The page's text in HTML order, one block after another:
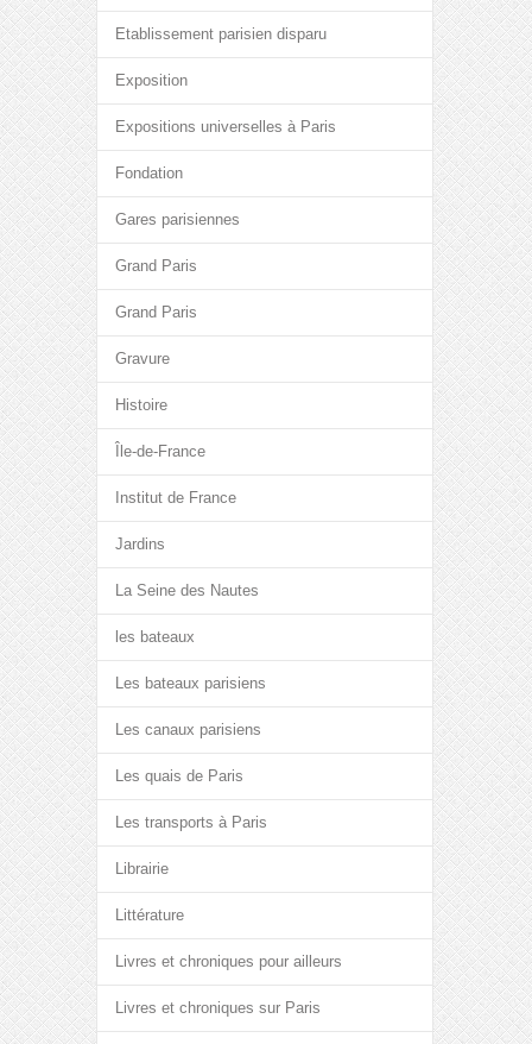
Etablissement parisien disparu
Exposition
Expositions universelles à Paris
Fondation
Gares parisiennes
Grand Paris
Grand Paris
Gravure
Histoire
Île-de-France
Institut de France
Jardins
La Seine des Nautes
les bateaux
Les bateaux parisiens
Les canaux parisiens
Les quais de Paris
Les transports à Paris
Librairie
Littérature
Livres et chroniques pour ailleurs
Livres et chroniques sur Paris